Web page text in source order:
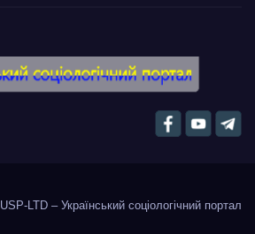
USP-LTD – Український соціологічний портал